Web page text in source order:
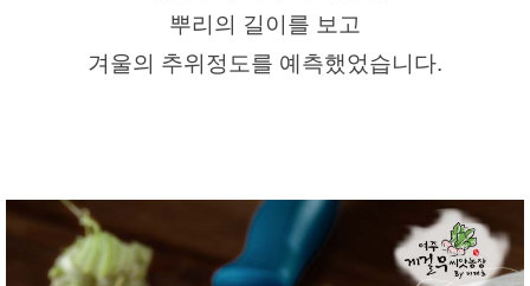
뿌리의 길이를 보고
겨울의 추위정도를 예측했었습니다.